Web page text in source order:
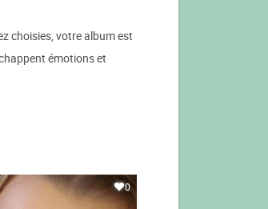
choisies, votre album est
émotions et
0